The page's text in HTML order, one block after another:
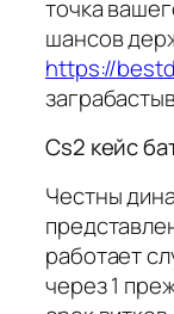
точка
шансов
https://
Cs2 кейс
Честны
работает
через 1